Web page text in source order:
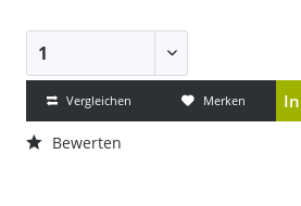
Vergleichen Merken
Bewerten